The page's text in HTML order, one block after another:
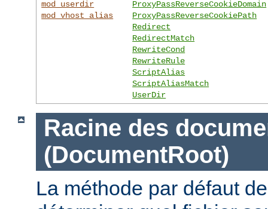
mod_userdir
mod_vhost_alias
ProxyPassReverseCookieDomain
ProxyPassReverseCookiePath
Redirect
RedirectMatch
RewriteCond
RewriteRule
ScriptAlias
ScriptAliasMatch
UserDir
Racine des
(DocumentRoot)
La méthode par défaut